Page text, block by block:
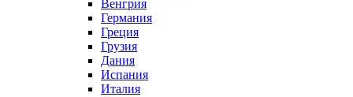
Венгрия
Германия
Греция
Грузия
Дания
Испания
Италия